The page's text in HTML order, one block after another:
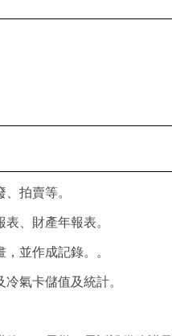
拍賣等。
、財產年報表。
並作成記錄。。
氣卡儲值及統計。